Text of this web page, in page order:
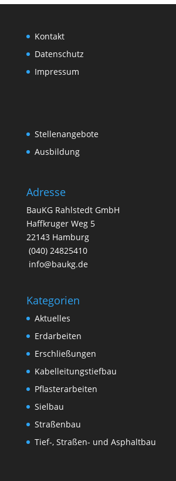
Kontakt
Datenschutz
Impressum
Stellenangebote
Ausbildung
Adresse
BauKG Rahlstedt GmbH
Haffkruger Weg 5
22143 Hamburg
(040) 24825410
info@baukg.de
Kategorien
Aktuelles
Erdarbeiten
Erschließungen
Kabelleitungstiefbau
Pflasterarbeiten
Sielbau
Straßenbau
Tief-, Straßen- und Asphaltbau